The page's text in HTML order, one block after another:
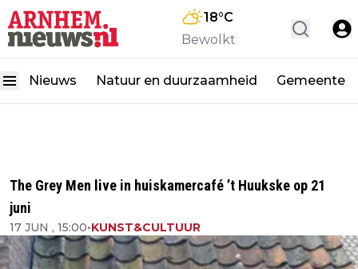
18°C
Bewolkt
Nieuws Natuur en duurzaamheid Gemeente
The Grey Men live in huiskamercafé ’t Huukske op 21
juni
17 JUN , 15:00•KUNST&CULTUUR